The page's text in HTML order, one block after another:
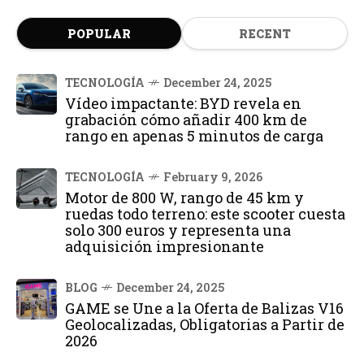
POPULAR RECENT
TECNOLOGÍA December 24, 2025
Vídeo impactante: BYD revela en
grabación cómo añadir 400 km de
rango en apenas 5 minutos de carga
TECNOLOGÍA February 9, 2026
Motor de 800 W, rango de 45 km y
ruedas todo terreno: este scooter cuesta
solo 300 euros y representa una
adquisición impresionante
BLOG December 24, 2025
GAME se Une a la Oferta de Balizas V16
Geolocalizadas, Obligatorias a Partir de
2026